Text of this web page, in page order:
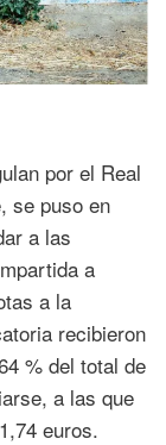
por el Real
se puso en
a las
a
a la
recibieron
% del total de
a las que
euros.